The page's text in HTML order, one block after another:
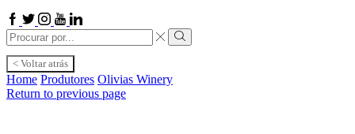
Facebook
TwitterInstagram
Youtube
Linkedin
Search
input
Search
< Voltar atrás
Home Produtores Olivias Winery
Return to previous page